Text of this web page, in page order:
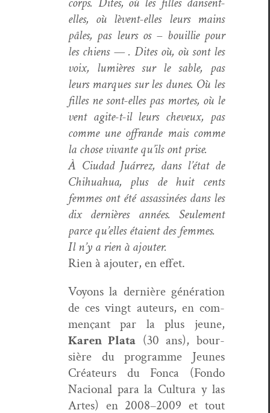
elles, où lèvent-elles leurs mains
pâles, pas leurs os – bouil­lie pour
les chiens — . Dites où, où sont les
voix, lumières sur le sable, pas
leurs mar­ques sur les dunes. Où les
filles ne sont-elles pas mortes, où le
vent agite-t-il leurs cheveux, pas
comme une offrande mais comme
la chose vivante qu’ils ont prise.
À Ciu­dad Juár­rez, dans l’état de
Chi­huahua, plus de huit cents
femmes ont été assas­s­inées dans les
dix dernières années. Seule­ment
parce qu’elles étaient des femmes.
Il n’y a rien à ajouter.
Rien à ajouter, en effet.
Voyons la dernière généra­tion
de ces vingt auteurs, en com­
mençant par la plus jeune,
Karen Pla­ta (30 ans), bour­
sière du pro­gramme Jeunes
Créa­teurs du Fon­ca (Fon­do
Nacional para la Cul­tura y las
Artes) en 2008–2009 et tout